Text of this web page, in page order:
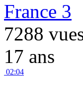
France 3
7288
17 ans
02:04